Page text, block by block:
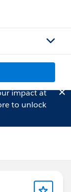
impact at
to unlock